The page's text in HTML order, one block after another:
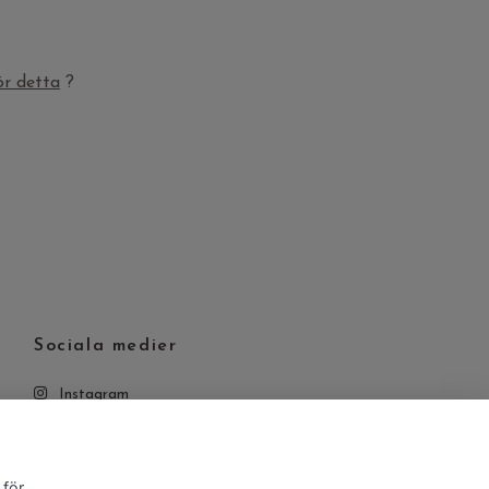
detta ?
Sociala medier
Instagram